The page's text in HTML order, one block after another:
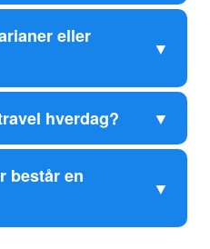
eller
hverdag?
består en